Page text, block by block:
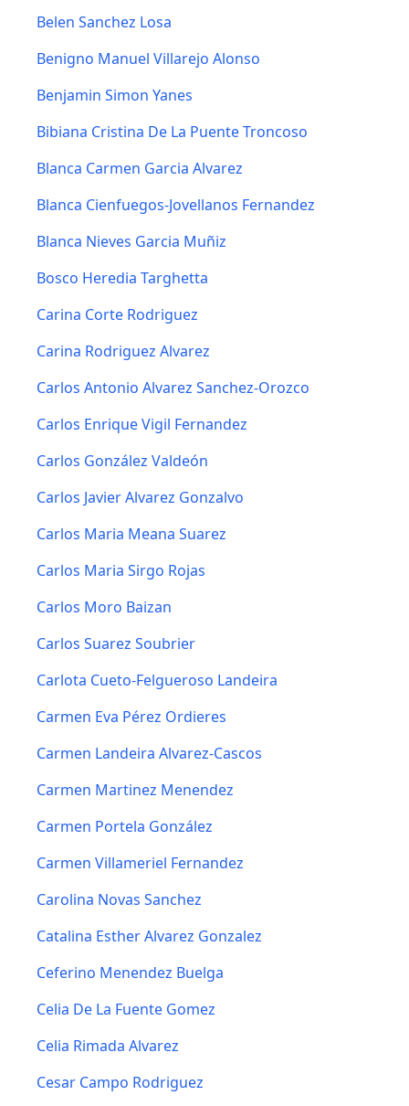
Belen Sanchez Losa
Benigno Manuel Villarejo Alonso
Benjamin Simon Yanes
Bibiana Cristina De La Puente Troncoso
Blanca Carmen Garcia Alvarez
Blanca Cienfuegos-Jovellanos Fernandez
Blanca Nieves Garcia Muñiz
Bosco Heredia Targhetta
Carina Corte Rodriguez
Carina Rodriguez Alvarez
Carlos Antonio Alvarez Sanchez-Orozco
Carlos Enrique Vigil Fernandez
Carlos González Valdeón
Carlos Javier Alvarez Gonzalvo
Carlos Maria Meana Suarez
Carlos Maria Sirgo Rojas
Carlos Moro Baizan
Carlos Suarez Soubrier
Carlota Cueto-Felgueroso Landeira
Carmen Eva Pérez Ordieres
Carmen Landeira Alvarez-Cascos
Carmen Martinez Menendez
Carmen Portela González
Carmen Villameriel Fernandez
Carolina Novas Sanchez
Catalina Esther Alvarez Gonzalez
Ceferino Menendez Buelga
Celia De La Fuente Gomez
Celia Rimada Alvarez
Cesar Campo Rodriguez